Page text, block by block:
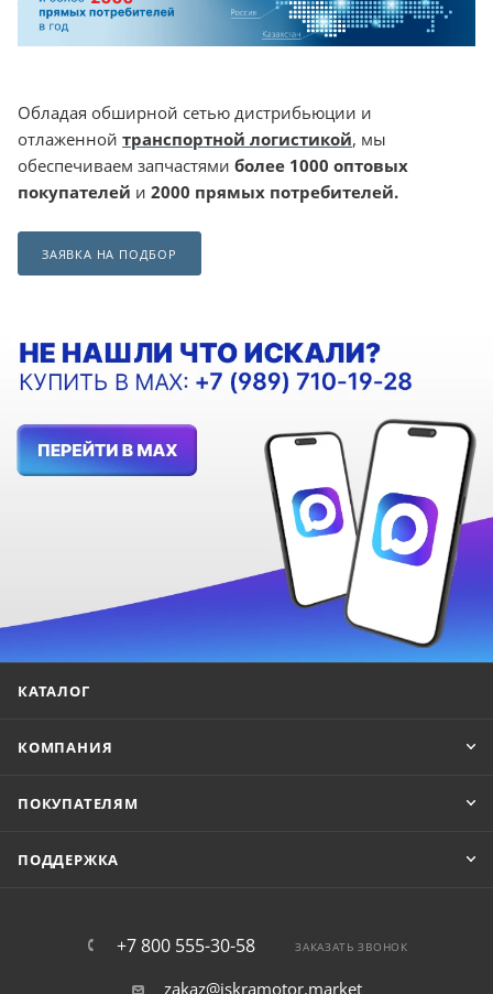
Обладая обширной сетью дистрибьюции и
отлаженной транспортной логистикой, мы
обеспечиваем запчастями более 1000 оптовых
покупателей и 2000 прямых потребителей.
ЗАЯВКА НА ПОДБОР
КАТАЛОГ
КОМПАНИЯ
ПОКУПАТЕЛЯМ
ПОДДЕРЖКА
+7 800 555-30-58 ЗАКАЗАТЬ ЗВОНОК
zakaz@iskramotor.market